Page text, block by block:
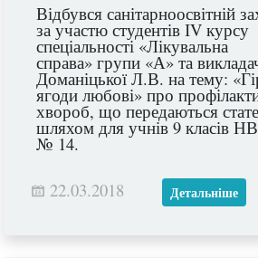
Відбувся санітарноосвітній
за участю студентів ІV курсу
спеціальності «Лікувальна
справа» групи «А» та
Доманіцької Л.В. на тему:
ягоди любові» про
хвороб, що передаються
шляхом для учнів 9 класів
№ 14.
22.03.2018 Детальніше